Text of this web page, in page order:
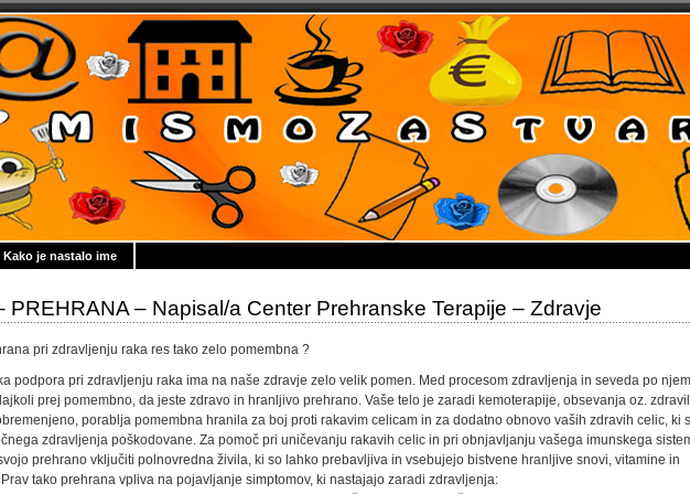
Kako je nastalo ime
PREHRANA – Napisal/a Center Prehranske Terapije – Zdravje
pri zdravljenju raka res tako zelo pomembna ?
podpora pri zdravljenju raka ima na naše zdravje zelo velik pomen. Med procesom zdravljenja in seveda po
prej pomembno, da jeste zdravo in hranljivo prehrano. Vaše telo je zaradi kemoterapije, obsevanja oz. zdravil
porablja pomembna hranila za boj proti rakavim celicam in za dodatno obnovo vaših zdravih celic, ki
zdravljenja poškodovane. Za pomoč pri uničevanju rakavih celic in pri obnjavljanju vašega imunskega
prehrano vključiti polnovredna živila, ki so lahko prebavljiva in vsebujejo bistvene hranljive snovi, vitamine in
tako prehrana vpliva na pojavljanje simptomov, ki nastajajo zaradi zdravljenja: